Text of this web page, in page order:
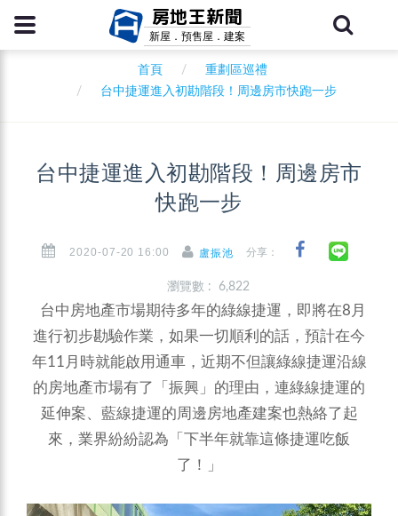
房地王新聞
新屋．預售屋．建案
首頁
重劃區巡禮
台中捷運進入初勘階段！周邊房市快跑一步
台中捷運進入初勘階段！周邊房市
快跑一步
2020-07-20 16:00 盧振池 分享：
瀏覽數 : 6,822
台中房地產市場期待多年的綠線捷運，即將在8月
進行初步勘驗作業，如果一切順利的話，預計在今
年11月時就能啟用通車，近期不但讓綠線捷運沿線
的房地產市場有了「振興」的理由，連綠線捷運的
延伸案、藍線捷運的周邊房地產建案也熱絡了起
來，業界紛紛認為「下半年就靠這條捷運吃飯
了！」